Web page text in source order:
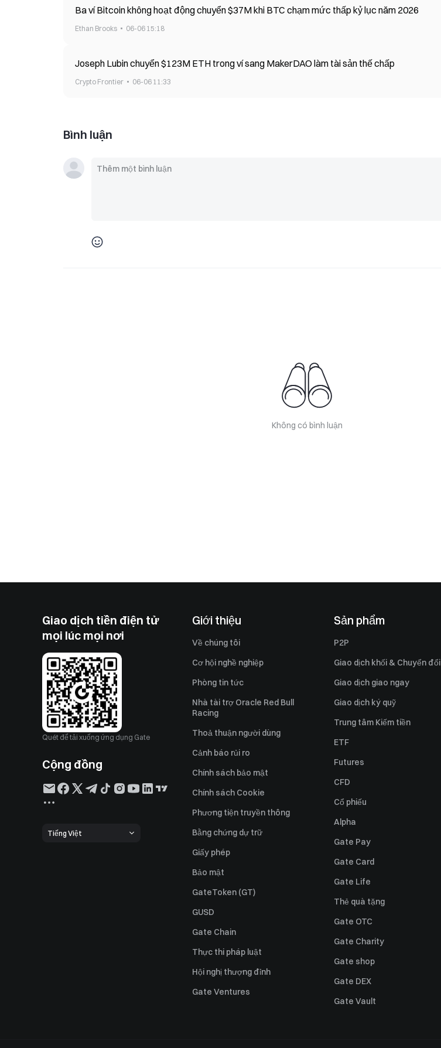
Ba ví Bitcoin không hoạt động chuyển $37M khi BTC chạm mức thấp kỷ lục năm 2026
Ethan Brooks 06-06 15:18
Joseph Lubin chuyển $123M ETH trong ví sang MakerDAO làm tài sản thế chấp
Crypto Frontier 06-06 11:33
Bình luận
Không có bình luận
Giao dịch tiền điện tử
mọi lúc mọi nơi
Quét để tải xuống ứng dụng Gate
Cộng đồng
Tiếng Việt
Giới thiệu
Về chúng tôi
Cơ hội nghề nghiệp
Phòng tin tức
Nhà tài trợ Oracle Red Bull
Racing
Thoả thuận người dùng
Cảnh báo rủi ro
Chính sách bảo mật
Chính sách Cookie
Phương tiện truyền thông
Bằng chứng dự trữ
Giấy phép
Bảo mật
GateToken (GT)
GUSD
Gate Chain
Thực thi pháp luật
Hội nghị thượng đỉnh
Gate Ventures
Sản phẩm
P2P
Giao dịch khối & Chuyển đổi
Giao dịch giao ngay
Giao dịch ký quỹ
Trung tâm Kiếm tiền
ETF
Futures
CFD
Cổ phiếu
Alpha
Gate Pay
Gate Card
Gate Life
Thẻ quà tặng
Gate OTC
Gate Charity
Gate shop
Gate DEX
Gate Vault